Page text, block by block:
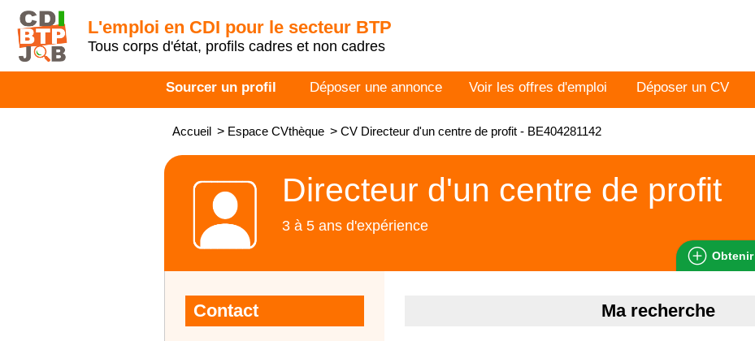
L'emploi en CDI pour le secteur BTP
Tous corps d'état, profils cadres et non cadres
Sourcer un profil Déposer une annonce Voir les offres d'emploi Déposer un CV
Accueil > Espace CVthèque > CV Directeur d'un centre de profit - BE404281142
Directeur d'un centre de profit
3 à 5 ans d'expérience
Obtenir
Contact Ma recherche